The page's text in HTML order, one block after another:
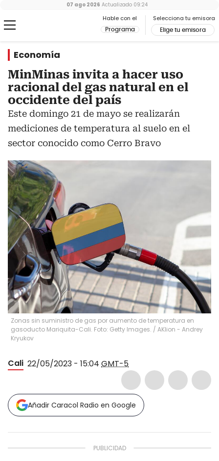
Hable con el
Programa
Selecciona tu emisora
Elige tu emisora
07 ago 2026 Actualizado 09:24
Economía
MinMinas invita a hacer uso
racional del gas natural en el
occidente del país
Este domingo 21 de mayo se realizarán
mediciones de temperatura al suelo en el
sector conocido como Cerro Bravo
Zonas sin suministro de gas por aumento de temperatura en
gasoducto Mariquita-Cali. Foto: Getty Images. / AKlion - Andrey
Kryukov
Cali 22/05/2023 - 15:04 GMT-5
Añadir Caracol Radio en Google